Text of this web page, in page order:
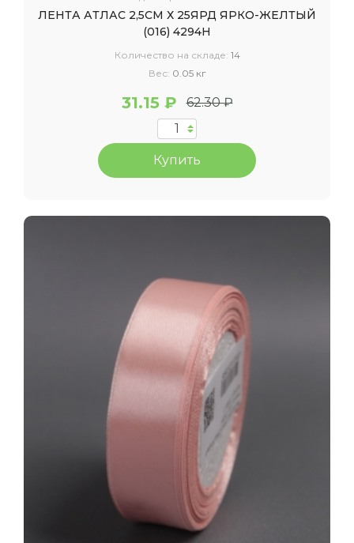
ЛЕНТА АТЛАС 2,5СМ Х 25ЯРД ЯРКО-ЖЕЛТЫЙ
(016) 4294Н
Количество на складе: 14
Вес: 0.05 кг
31.15 ₽ 62.30 ₽
Купить